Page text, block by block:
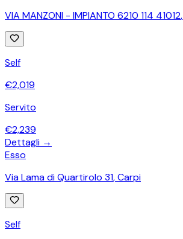
VIA MANZONI - IMPIANTO 6210 114 41012,
Self
€2,019
Servito
€2,239
Dettagli →
Esso
Via Lama di Quartirolo 31,Carpi
Self